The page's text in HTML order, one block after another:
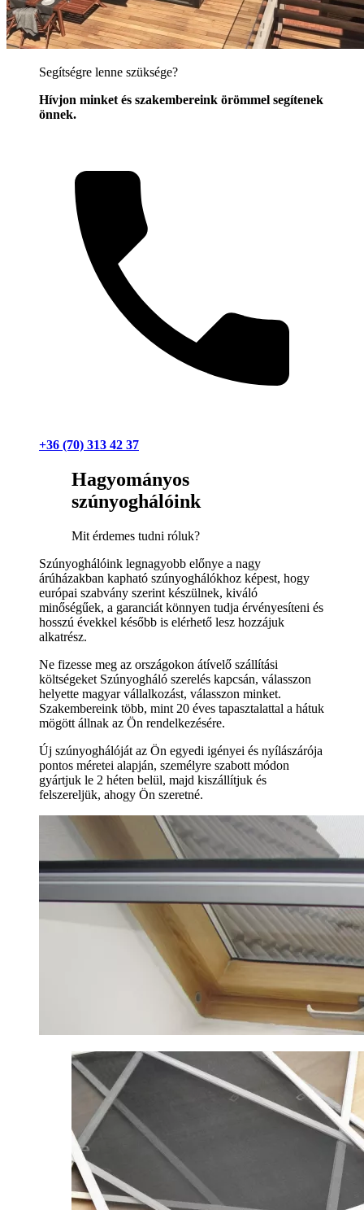
Segítségre lenne szüksége?
Hívjon minket és szakembereink örömmel segítenek
önnek.
+36 (70) 313 42 37
Hagyományos
szúnyoghálóink
Mit érdemes tudni róluk?
Szúnyoghálóink legnagyobb előnye a nagy
árúházakban kapható szúnyoghálókhoz képest, hogy
európai szabvány szerint készülnek, kiváló
minőségűek, a garanciát könnyen tudja érvényesíteni és
hosszú évekkel később is elérhető lesz hozzájuk
alkatrész.
Ne fizesse meg az országokon átívelő szállítási
költségeket Szúnyogháló szerelés kapcsán, válasszon
helyette magyar vállalkozást, válasszon minket.
Szakembereink több, mint 20 éves tapasztalattal a hátuk
mögött állnak az Ön rendelkezésére.
Új szúnyoghálóját az Ön egyedi igényei és nyílászárója
pontos méretei alapján, személyre szabott módon
gyártjuk le 2 héten belül, majd kiszállítjuk és
felszereljük, ahogy Ön szeretné.